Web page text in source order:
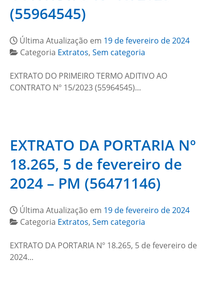
(55964545)
Última Atualização em 19 de fevereiro de 2024
Categoria Extratos, Sem categoria
EXTRATO DO PRIMEIRO TERMO ADITIVO AO
CONTRATO Nº 15/2023 (55964545)…
EXTRATO DA PORTARIA Nº
18.265, 5 de fevereiro de
2024 – PM (56471146)
Última Atualização em 19 de fevereiro de 2024
Categoria Extratos, Sem categoria
EXTRATO DA PORTARIA Nº 18.265, 5 de fevereiro de
2024…